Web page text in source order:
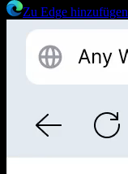
Zu Edge hinzufügen